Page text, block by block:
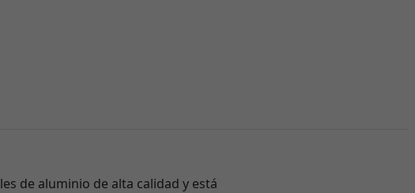
de aluminio de alta calidad y está